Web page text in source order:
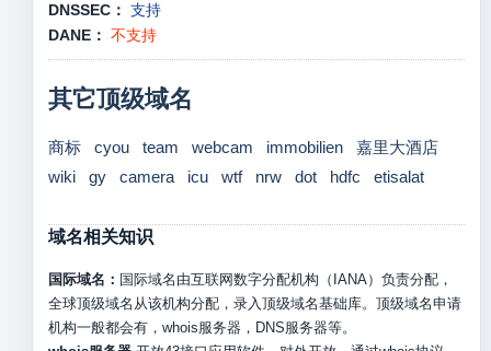
DNSSEC： 支持
DANE： 不支持
其它顶级域名
商标 cyou team webcam immobilien
嘉里大酒店
wiki
gy camera icu wtf nrw dot hdfc etisalat
域名相关知识
国际域名： 国际域名由互联网数字分配机构（IANA）负责分配，
全球顶级域名从该机构分配，录入顶级域名基础库。顶级域名申请
机构一般都会有，whois服务器，DNS服务器等。